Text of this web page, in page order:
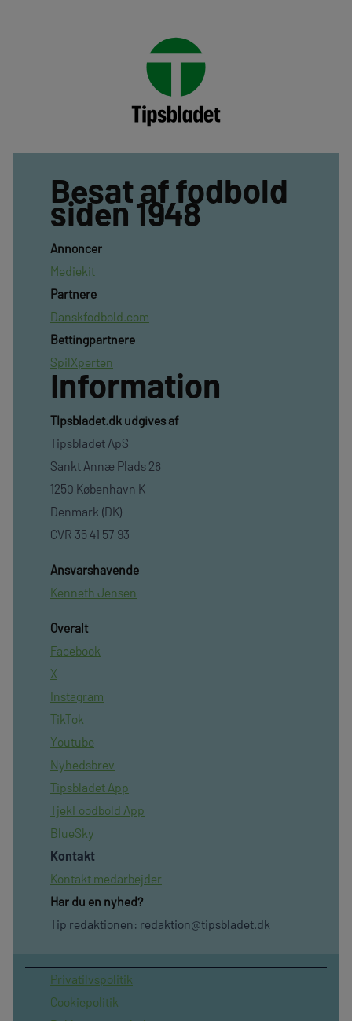
Besat af fodbold
siden 1948
Annoncer
Mediekit
Partnere
Danskfodbold.com
Bettingpartnere
SpilXperten
Information
TIpsbladet.dk udgives af
Tipsbladet ApS
Sankt Annæ Plads 28
1250 København K
Denmark (DK)
CVR 35 41 57 93
Ansvarshavende
Kenneth Jensen
Overalt
Facebook
X
Instagram
TikTok
Youtube
Nyhedsbrev
Tipsbladet App
TjekFoodbold App
BlueSky
Kontakt
Kontakt medarbejder
Har du en nyhed?
Tip redaktionen: redaktion@tipsbladet.dk
Privatilvspolitik
Cookiepolitik